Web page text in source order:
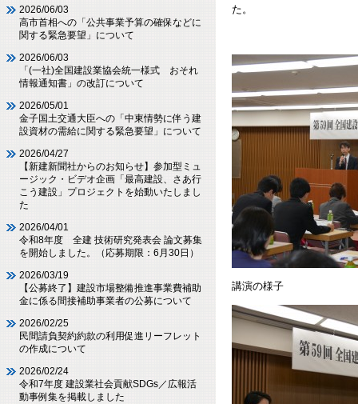
た。
講演の様子
2026/06/03
高市首相への「公共事業予算の確保などに
関する緊急要望」について
2026/06/03
「(一社)全国建設業協会統一様式 おそれ
情報通知書」の改訂について
2026/05/01
金子国土交通大臣への「中東情勢に伴う建
設資材の需給に関する緊急要望」について
2026/04/27
【新建新聞社からのお知らせ】参加型ミュ
ージック・ビデオ企画「最高建設、さあ行
こう建設」プロジェクトを始動いたしまし
た
2026/04/01
令和8年度 全建 技術研究発表会 論文募集
を開始しました。（応募期限：6月30日）
2026/03/19
【公募終了】建設市場整備推進事業費補助
金に係る間接補助事業者の公募について
2026/02/25
民間請負契約約款の利用促進リーフレット
の作成について
2026/02/24
令和7年度 建設業社会貢献SDGs／広報活
動事例集を掲載しました